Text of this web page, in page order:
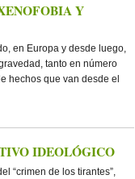
Y
en Europa y desde luego,
tanto en número
hechos que van desde el
IDEOLÓGICO
“crimen de los tirantes”,